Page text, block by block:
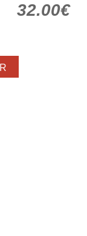
32.00€